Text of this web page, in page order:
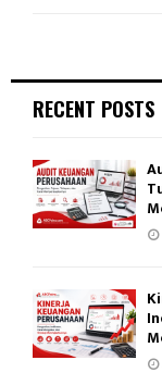
RECENT POSTS